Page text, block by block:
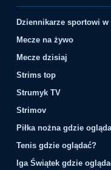
Dziennikarze sportowi w
Mecze na żywo
Mecze dzisiaj
Strims top
Strumyk TV
Strimov
Piłka nożna gdzie
Tenis gdzie oglądać?
Iga Świątek gdzie